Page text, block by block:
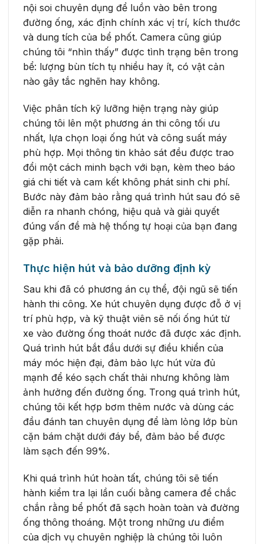
nội soi chuyên dụng để luồn vào bên trong
đường ống, xác định chính xác vị trí, kích thước
và dung tích của bể phốt. Camera cũng giúp
chúng tôi “nhìn thấy” được tình trạng bên trong
bể: lượng bùn tích tụ nhiều hay ít, có vật cản
nào gây tắc nghẽn hay không.
Việc phân tích kỹ lưỡng hiện trạng này giúp
chúng tôi lên một phương án thi công tối ưu
nhất, lựa chọn loại ống hút và công suất máy
phù hợp. Mọi thông tin khảo sát đều được trao
đổi một cách minh bạch với bạn, kèm theo báo
giá chi tiết và cam kết không phát sinh chi phí.
Bước này đảm bảo rằng quá trình hút sau đó sẽ
diễn ra nhanh chóng, hiệu quả và giải quyết
đúng vấn đề mà hệ thống tự hoại của bạn đang
gặp phải.
Thực hiện hút và bảo dưỡng định kỳ
Sau khi đã có phương án cụ thể, đội ngũ sẽ tiến
hành thi công. Xe hút chuyên dụng được đỗ ở vị
trí phù hợp, và kỹ thuật viên sẽ nối ống hút từ
xe vào đường ống thoát nước đã được xác định.
Quá trình hút bắt đầu dưới sự điều khiển của
máy móc hiện đại, đảm bảo lực hút vừa đủ
mạnh để kéo sạch chất thải nhưng không làm
ảnh hưởng đến đường ống. Trong quá trình hút,
chúng tôi kết hợp bơm thêm nước và dùng các
đầu đánh tan chuyên dụng để làm lỏng lớp bùn
cặn bám chặt dưới đáy bể, đảm bảo bể được
làm sạch đến 99%.
Khi quá trình hút hoàn tất, chúng tôi sẽ tiến
hành kiểm tra lại lần cuối bằng camera để chắc
chắn rằng bể phốt đã sạch hoàn toàn và đường
ống thông thoáng. Một trong những ưu điểm
của dịch vụ chuyên nghiệp là chúng tôi luôn